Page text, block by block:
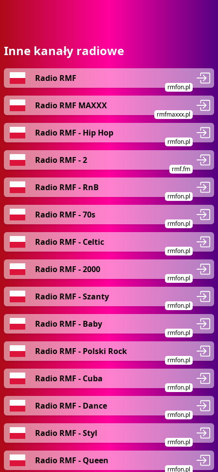
Inne kanały radiowe
Radio RMF
rmfon.pl
Radio RMF MAXXX
rmfmaxxx.pl
Radio RMF - Hip Hop
rmfon.pl
Radio RMF - 2
rmf.fm
Radio RMF - RnB
rmfon.pl
Radio RMF - 70s
rmfon.pl
Radio RMF - Celtic
rmfon.pl
Radio RMF - 2000
rmfon.pl
Radio RMF - Szanty
rmfon.pl
Radio RMF - Baby
rmfon.pl
Radio RMF - Polski Rock
rmfon.pl
Radio RMF - Cuba
rmfon.pl
Radio RMF - Dance
rmfon.pl
Radio RMF - Styl
rmfon.pl
Radio RMF - Queen
rmfon.pl